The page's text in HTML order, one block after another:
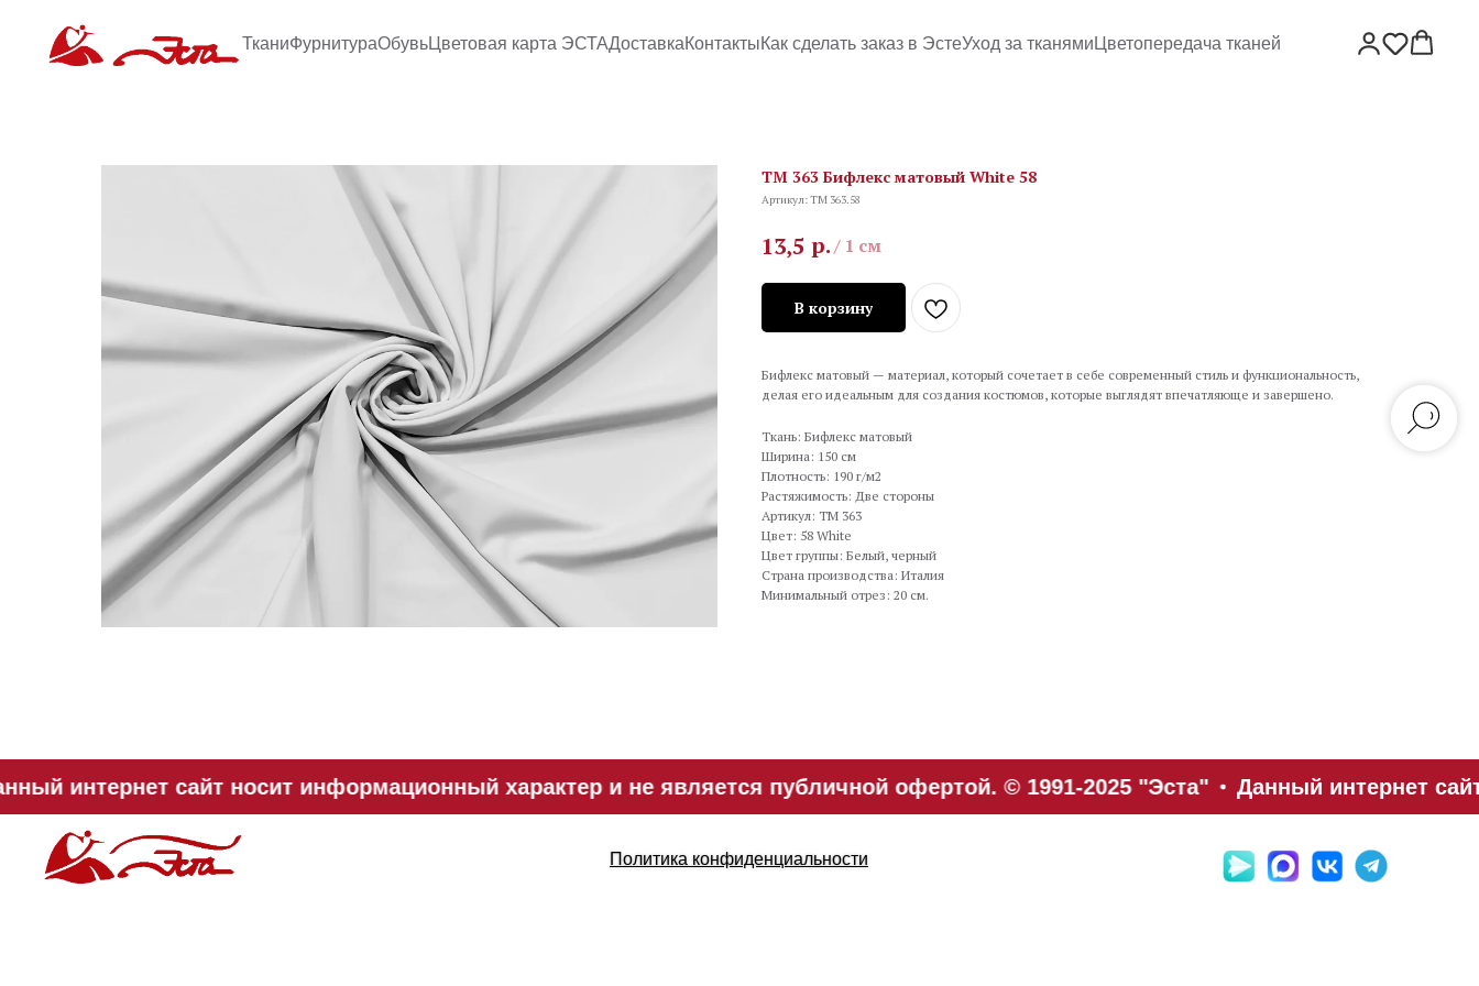
ТканиФурнитураОбувьЦветовая карта ЭСТАДоставкаКонтактыКак сделать заказ в ЭстеУход за тканями Цветопередача тканей
TM 363 Бифлекс матовый White 58
Артикул:TM 363.58
13,5 р./ 1 см
В корзину
Бифлекс матовый — материал, который сочетает в себе современный стиль и функциональность,
делая его идеальным для создания костюмов, которые выглядят впечатляюще и завершено.
Ткань: Бифлекс матовый
Ширина: 150 см
Плотность: 190 г/м2
Растяжимость: Две стороны
Артикул: TM 363
Цвет: 58 White
Цвет группы: Белый, черный
Страна производства: Италия
Минимальный отрез: 20 см.
интернет сайт носит информационный характер и не является публичной офертой. © 1991-2025 "Эста" Данный интернет
Политика конфиденциальности